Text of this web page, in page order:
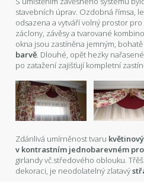
stavebních úprav. Ozdobná římsa,
odsazena a vytváří volný prostor
záclony, závěsy a tvarované
okna jsou zastíněna jemným,
barvě. Dlouhé, opět hezky nařasené
po zatažení zajišťují kompletní
Zdánlivá umírněnost tvaru
v kontrastním jednobarevném
girlandy vč.středového oblouku.
dekoraci, je neodolatelný zlatavý